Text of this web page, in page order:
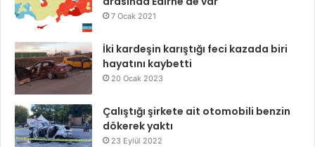
7 Ocak 2021
İki kardeşin karıştığı feci kazada biri
hayatını kaybetti
20 Ocak 2023
Çalıştığı şirkete ait otomobili benzin
dökerek yaktı
23 Eylül 2022